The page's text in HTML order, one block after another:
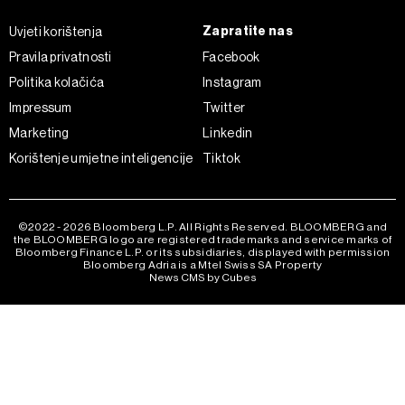
Uvjeti korištenja
Pravila privatnosti
Politika kolačića
Impressum
Marketing
Korištenje umjetne inteligencije
Zapratite nas
Facebook
Instagram
Twitter
Linkedin
Tiktok
©2022 - 2026 Bloomberg L.P. All Rights Reserved. BLOOMBERG and
the BLOOMBERG logo are registered trademarks and service marks of
Bloomberg Finance L.P. or its subsidiaries, displayed with permission
Bloomberg Adria is a Mtel Swiss SA Property
News CMS by Cubes